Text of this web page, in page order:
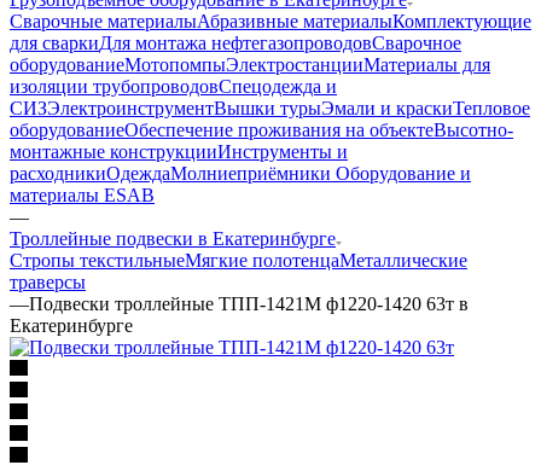
Сварочные материалыАбразивные материалыКомплектующие
для сваркиДля монтажа нефтегазопроводовСварочное
оборудованиеМотопомпыЭлектростанцииМатериалы для
изоляции трубопроводовСпецодежда и
СИЗЭлектроинструментВышки турыЭмали и краскиТепловое
оборудованиеОбеспечение проживания на объектеВысотно-
монтажные конструкцииИнструменты и
расходникиОдеждаМолниеприёмники Оборудование и
материалы ESAB
—
Троллейные подвески в Екатеринбурге
Стропы текстильныеМягкие полотенцаМеталлические
траверсы
—Подвески троллейные ТПП-1421М ф1220-1420 63т в
Екатеринбурге